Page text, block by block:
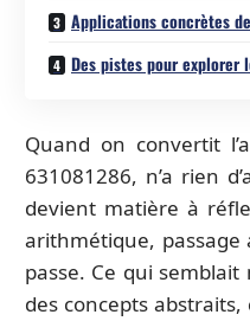
Applications concrètes
Des pistes pour explorer
Quand on convertit
631081286, n’a rien
devient matière à
arithmétique,
passe. Ce qui
des concepts